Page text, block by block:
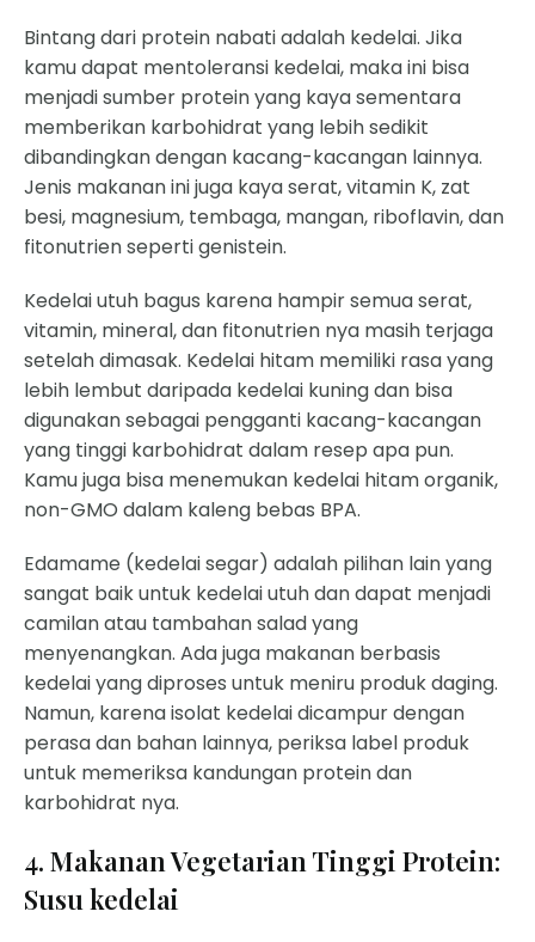
Bintang dari protein nabati adalah kedelai. Jika
kamu dapat mentoleransi kedelai, maka ini bisa
menjadi sumber protein yang kaya sementara
memberikan karbohidrat yang lebih sedikit
dibandingkan dengan kacang-kacangan lainnya.
Jenis makanan ini juga kaya serat, vitamin K, zat
besi, magnesium, tembaga, mangan, riboflavin, dan
fitonutrien seperti genistein.
Kedelai utuh bagus karena hampir semua serat,
vitamin, mineral, dan fitonutrien nya masih terjaga
setelah dimasak. Kedelai hitam memiliki rasa yang
lebih lembut daripada kedelai kuning dan bisa
digunakan sebagai pengganti kacang-kacangan
yang tinggi karbohidrat dalam resep apa pun.
Kamu juga bisa menemukan kedelai hitam organik,
non-GMO dalam kaleng bebas BPA.
Edamame (kedelai segar) adalah pilihan lain yang
sangat baik untuk kedelai utuh dan dapat menjadi
camilan atau tambahan salad yang
menyenangkan. Ada juga makanan berbasis
kedelai yang diproses untuk meniru produk daging.
Namun, karena isolat kedelai dicampur dengan
perasa dan bahan lainnya, periksa label produk
untuk memeriksa kandungan protein dan
karbohidrat nya.
4. Makanan Vegetarian Tinggi Protein:
Susu kedelai